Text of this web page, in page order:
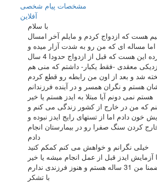
مشخصات پیام شخصی
آفلاين
با سلام
هست که ازدواج کردم و مایلم آخر امسال
اما مساله ای که من رو به شدت آزار میده و
متاثر و نگران کرده این هست که قبل از ازدواج حدودا 4 سال
معقدی -فقط یکبار- داشتم که منی هم
هستم و نگران همسر و در آینده فرزندانم
هستم نمی دونم آیا مبتلا به ایدز هستم یا خیر
که من در خارج از کشور زندگی می کنم و
خون دادم اما از تستهای رایج ایدز نبوده و
کردن سنگ صفرا رو در بیمارستان انجام
دادم
خیلی نگرانم و خواهش می کنم کمکم کنید
آزمایش ایدز قبل از عمل انجام میشه یا خیر
31 ساله هستم و هنوز فرزندی ندارم
با تشکر